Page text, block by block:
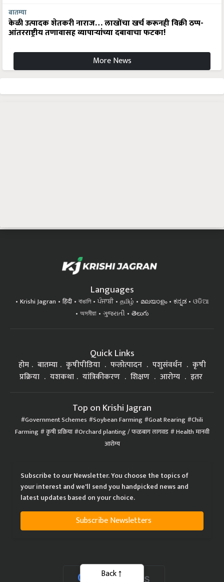
बातम्या
केळी उत्पादक शेतकरी नाराज… लाखोंचा खर्च करूनही विक्री ठप्प-
आंतरराष्ट्रीय तणावासह व्यापाऱ्यांच्या दबावाचा फटका!
More News
Languages
Krishi Jagran हिंदी বাঙালি ਪੰਜਾਬੀ தமிழ் മലയാളം ಕನ್ನಡ
ଓଡିଆ
অসমীয়া
ગુજરાતી తెలుగు
Quick Links
होम बातम्या कृषीपीडिया फलोत्पादन पशुसंवर्धन
कृषी
प्रक्रिया
यशकथा यांत्रिकीकरण शिक्षण आरोग्य इतर
Top on Krishi Jagran
Government Schemes Soybean Farming Goat Rearing Chili
Farming कृषी प्रक्रिया Orchard planting / फळबाग लागवड Health मानवी
आरोग्य
Subscribe to our Newsletter. You choose the topics of
your interest and we'll send you handpicked news and
latest updates based on your choice.
Subscribe Newsletters
Back